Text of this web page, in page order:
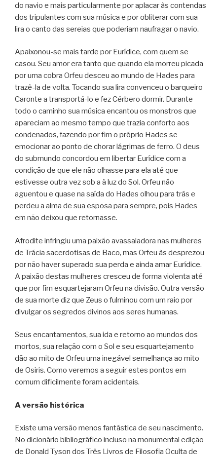
do navio e mais particularmente por aplacar às contendas
dos tripulantes com sua música e por obliterar com sua
lira o canto das sereias que poderiam naufragar o navio.
Apaixonou-se mais tarde por Eurídice, com quem se
casou. Seu amor era tanto que quando ela morreu picada
por uma cobra Orfeu desceu ao mundo de Hades para
trazê-la de volta. Tocando sua lira convenceu o barqueiro
Caronte a transportá-lo e fez Cérbero dormir. Durante
todo o caminho sua música encantou os monstros que
apareciam ao mesmo tempo que trazia conforto aos
condenados, fazendo por fim o próprio Hades se
emocionar ao ponto de chorar lágrimas de ferro. O deus
do submundo concordou em libertar Eurídice com a
condição de que ele não olhasse para ela até que
estivesse outra vez sob a à luz do Sol. Orfeu não
aguentou e quase na saída do Hades olhou para trás e
perdeu a alma de sua esposa para sempre, pois Hades
em não deixou que retornasse.
Afrodite infringiu uma paixão avassaladora nas mulheres
de Trácia sacerdotisas de Baco, mas Orfeu às desprezou
por não haver superado sua perda e ainda amar Eurídice.
A paixão destas mulheres cresceu de forma violenta até
que por fim esquartejaram Orfeu na divisão. Outra versão
de sua morte diz que Zeus o fulminou com um raio por
divulgar os segredos divinos aos seres humanas.
Seus encantamentos, sua ida e retorno ao mundos dos
mortos, sua relação com o Sol e seu esquartejamento
dão ao mito de Orfeu uma inegável semelhança ao mito
de Osiris. Como veremos a seguir estes pontos em
comum dificilmente foram acidentais.
A versão histórica
Existe uma versão menos fantástica de seu nascimento.
No dicionário bibliográfico incluso na monumental edição
de Donald Tyson dos Três Livros de Filosofia Oculta de